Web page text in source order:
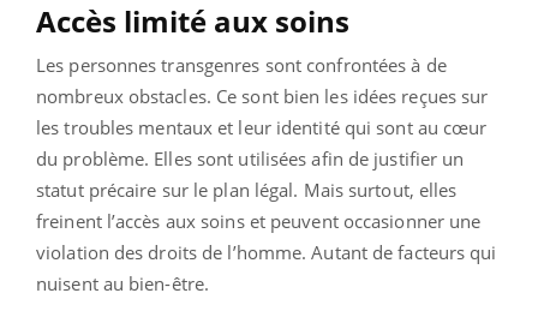
Accès limité aux soins
Les personnes transgenres sont confrontées à de
nombreux obstacles. Ce sont bien les idées reçues sur
les troubles mentaux et leur identité qui sont au cœur
du problème. Elles sont utilisées afin de justifier un
statut précaire sur le plan légal. Mais surtout, elles
freinent l’accès aux soins et peuvent occasionner une
violation des droits de l’homme. Autant de facteurs qui
nuisent au bien-être.